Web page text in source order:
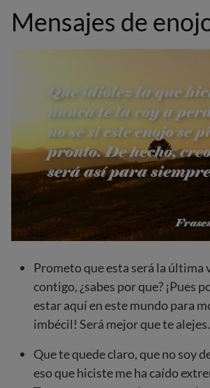
Mensajes de
Prometo que esta será la última
contigo, ¿sabes por que? ¡Pues
estar aquí en este mundo para
imbécil! Será mejor que te alejes.
Que te quede claro, que no soy
eso que hiciste me ha caído